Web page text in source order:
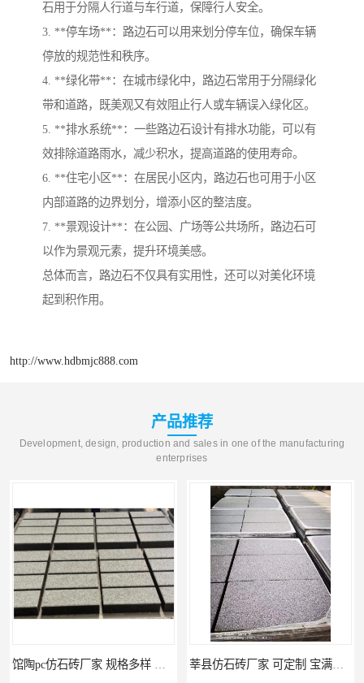
石用于分隔人行道与车行道，保障行人安全。
3. **停车场**：路边石可以用来划分停车位，确保车辆
停放的规范性和秩序。
4. **绿化带**：在城市绿化中，路边石常用于分隔绿化
带和道路，既美观又有效阻止行人或车辆误入绿化区。
5. **排水系统**：一些路边石设计有排水功能，可以有
效排除道路雨水，减少积水，提高道路的使用寿命。
6. **住宅小区**：在居民小区内，路边石也可用于小区
内部道路的边界划分，增添小区的整洁度。
7. **景观设计**：在公园、广场等公共场所，路边石可
以作为景观元素，提升环境美感。
总体而言，路边石不仅具有实用性，还可以对美化环境
起到积作用。
http://www.hdbmjc888.com
产品推荐
Development, design, production and sales in one of the manufacturing
enterprises
馆陶pc仿石砖厂家 规格多样 宝满建材 莘县仿石砖厂家 可定制 宝满建材